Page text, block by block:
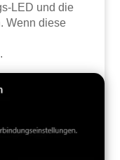
LED und die
Wenn diese
.